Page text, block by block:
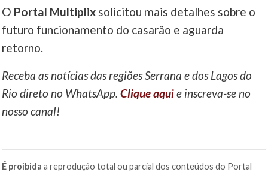
O Portal Multiplix solicitou mais detalhes sobre o
futuro funcionamento do casarão e aguarda
retorno.
Receba as notícias das regiões Serrana e dos Lagos do
Rio direto no WhatsApp.Clique aquie inscreva-se no
nosso canal!
É proibida a reprodução total ou parcial dos conteúdos do Portal